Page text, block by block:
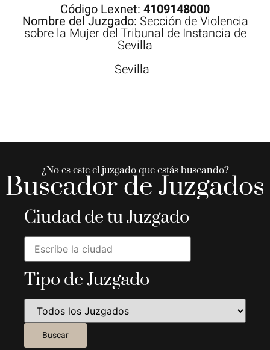
Código Lexnet: 4109148000
Nombre del Juzgado: Sección de Violencia
sobre la Mujer del Tribunal de Instancia de
Sevilla
Sevilla
¿No es este el juzgado que estás buscando?
Buscador de Juzgados
Ciudad de tu Juzgado
Tipo de Juzgado